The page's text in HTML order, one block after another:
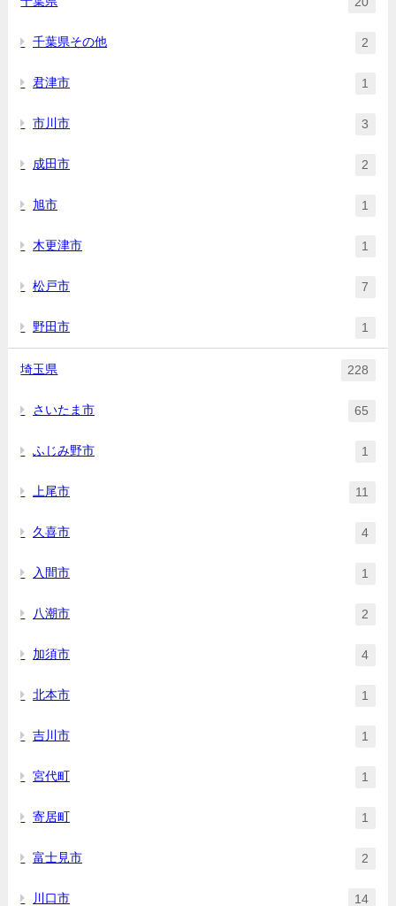
千葉県その他 2
君津市 1
市川市 3
成田市 2
旭市 1
木更津市 1
松戸市 7
野田市 1
埼玉県 228
さいたま市 65
ふじみ野市 1
上尾市 11
久喜市 4
入間市 1
八潮市 2
加須市 4
北本市 1
吉川市 1
宮代町 1
寄居町 1
富士見市 2
川口市 14